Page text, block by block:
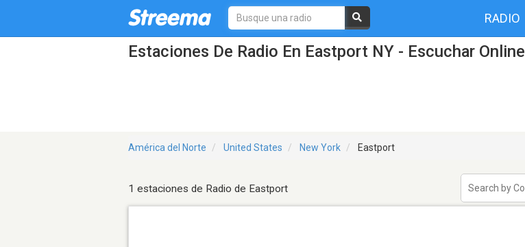
RADIO
Estaciones De Radio En Eastport NY - Escuchar Online
América del Norte United States New York Eastport
1 estaciones de Radio de Eastport